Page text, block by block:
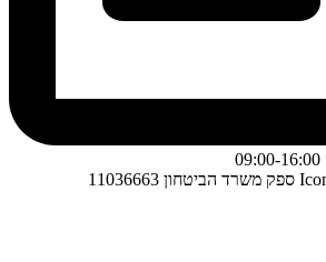
ספק משרד הביטחון 11036663